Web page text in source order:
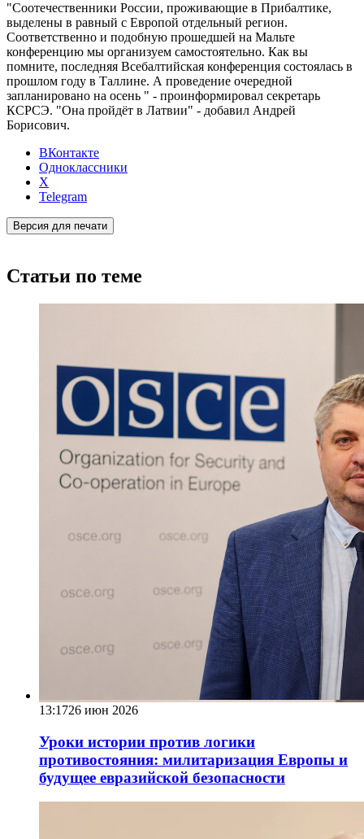
"Соотечественники России, проживающие в Прибалтике,
выделены в равный с Европой отдельный регион.
Соответственно и подобную прошедшей на Мальте
конференцию мы организуем самостоятельно. Как вы
помните, последняя Всебалтийская конференция состоялась в
прошлом году в Таллине. А проведение очередной
запланировано на осень " - проинформировал секретарь
КСРСЭ. "Она пройдёт в Латвии" - добавил Андрей
Борисович.
ВКонтакте
Одноклассники
X
Telegram
Версия для печати
Статьи по теме
13:1726 июн 2026
Уроки истории против логики
противостояния: милитаризация Европы и
будущее евразийской безопасности